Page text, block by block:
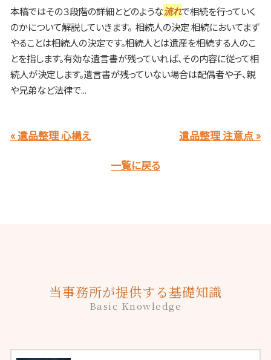
本稿ではその３段階の詳細とどのような流れで相続を行っていく
のかについて解説していきます。 相続人の決定 相続においてまず
やることは相続人の決定です。相続人とは遺産を相続する人のこ
とを指します。有効な遺言書が残っていれば、その内容に従って相
続人が決定します。遺言書が残っていない場合は配偶者や子、親
や兄弟など法律で...
« 遺品整理 心構え
遺品整理 注意点 »
一覧に戻る
当事務所が提供する基礎知識
Basic Knowledge